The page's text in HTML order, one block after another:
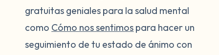
gratuitas geniales para la salud mental
como Cómo nos sentimos para hacer un
seguimiento de tu estado de ánimo con